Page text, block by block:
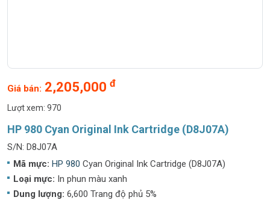
HP 980 Cyan Original Ink Cartridge (D8J07A)
S/N: D8J07A
Mã mực: HP 980 Cyan Original Ink Cartridge (D8J07A)
Loại mực: In phun màu xanh
Dung lượng: 6,600 Trang độ phủ 5%
Giá bán: 2,205,000 đ
Lượt xem: 970